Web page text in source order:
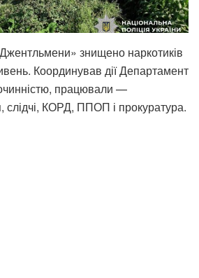
знищено наркотиків
Координував дії Департамент
працювали —
слідчі, КОРД, ППОП і прокуратура.